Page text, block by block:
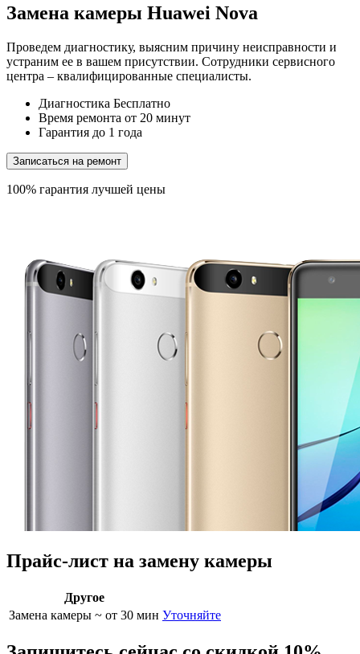
Замена камеры Huawei Nova
Проведем диагностику, выясним причину неисправности и
устраним ее в вашем присутствии. Сотрудники сервисного
центра – квалифицированные специалисты.
Диагностика Бесплатно
Время ремонта от 20 минут
Гарантия до 1 года
Записаться на ремонт
100% гарантия лучшей цены
Прайс-лист на замену камеры
Другое
Замена камеры ~ от 30 мин Уточняйте